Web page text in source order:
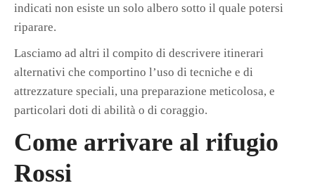
indicati non esiste un solo albero sotto il quale potersi
riparare.
Lasciamo ad altri il compito di descrivere itinerari
alternativi che comportino l’uso di tecniche e di
attrezzature speciali, una preparazione meticolosa, e
particolari doti di abilità o di coraggio.
Come arrivare al rifugio
Rossi